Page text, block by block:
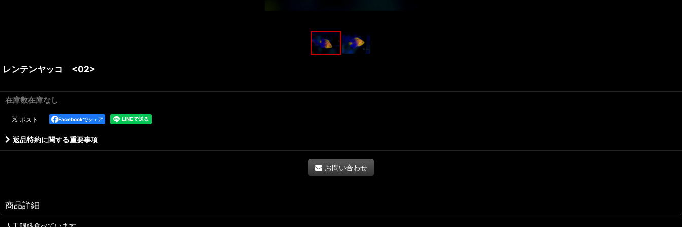
レンテンヤッコ <02>
在庫数在庫なし
Facebookでシェア
返品特約に関する重要事項
お問い合わせ
商品詳細